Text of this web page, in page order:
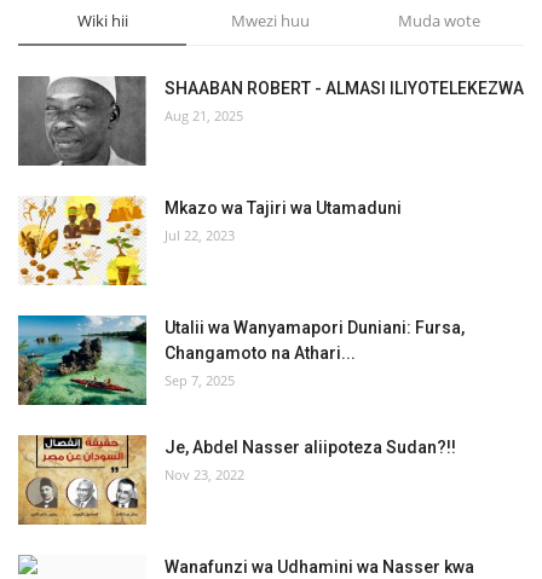
Wiki hii Mwezi huu Muda wote
SHAABAN ROBERT - ALMASI ILIYOTELEKEZWA
Aug 21, 2025
Mkazo wa Tajiri wa Utamaduni
Jul 22, 2023
Utalii wa Wanyamapori Duniani: Fursa,
Changamoto na Athari...
Sep 7, 2025
Je, Abdel Nasser aliipoteza Sudan?!!
Nov 23, 2022
Wanafunzi wa Udhamini wa Nasser kwa